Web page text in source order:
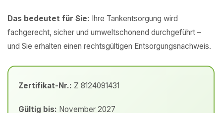
Das bedeutet für Sie: Ihre Tankentsorgung wird
fachgerecht, sicher und umweltschonend durchgeführt –
und Sie erhalten einen rechtsgültigen Entsorgungsnachweis.
Zertifikat-Nr.: Z 8124091431
Gültig bis: November 2027